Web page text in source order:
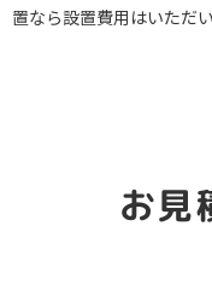
置なら設置費用はいただ
お見